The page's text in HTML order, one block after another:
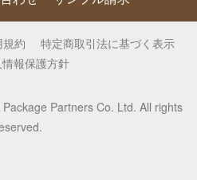
約
特定商取引法に基づく表示
報保護方針
Partners Co. Ltd. All rights